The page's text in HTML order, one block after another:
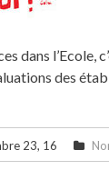
dans
des
23, 16